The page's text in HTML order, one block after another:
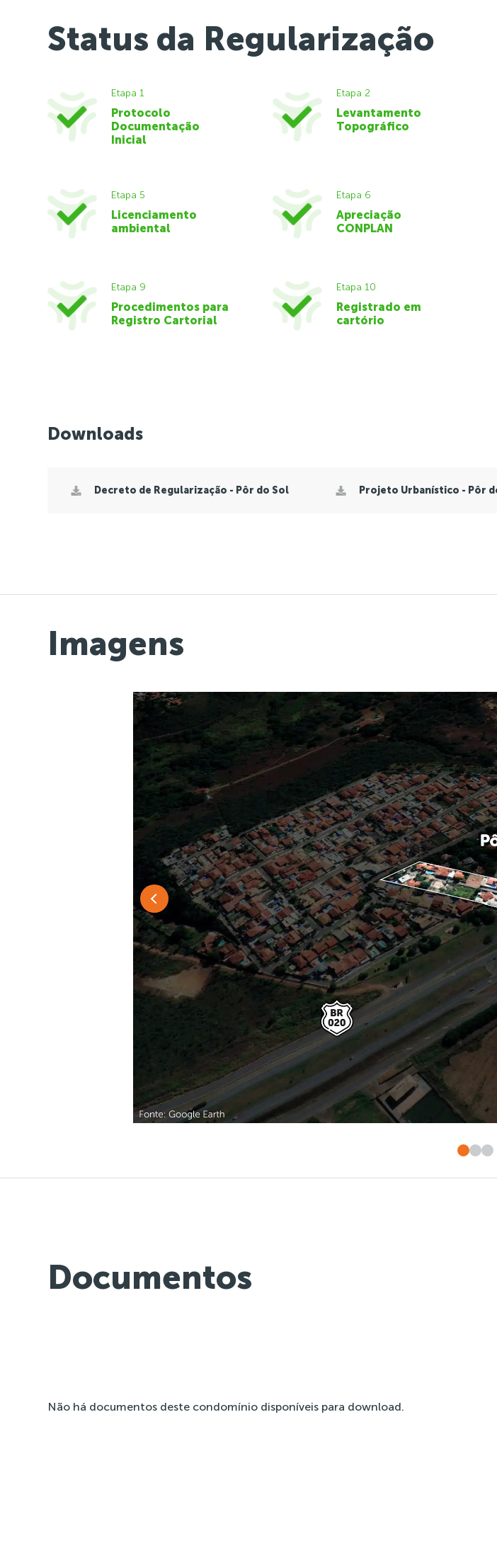
Status da Regularização
Etapa 1
Protocolo
Documentação
Inicial
Etapa 2
Levantamento
Topográfico
Etapa 5
Licenciamento
ambiental
Etapa 6
Apreciação
CONPLAN
Etapa 9
Procedimentos para
Registro Cartorial
Etapa 10
Registrado em
cartório
Downloads
Decreto de Regularização - Pôr do Sol Projeto Urbanístico - Pôr
Imagens
Documentos
Não há documentos deste condomínio disponíveis para download.